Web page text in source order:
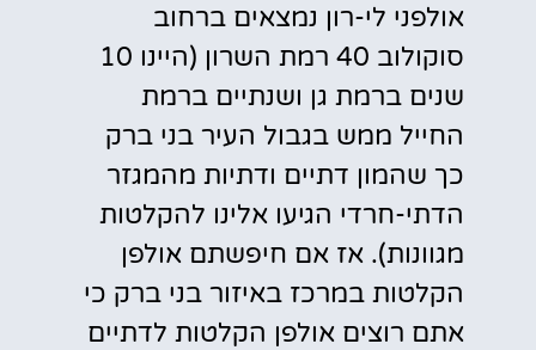
אולפני לי-רון נמצאים ברחוב
סוקולוב 40 רמת השרון (היינו 10
שנים ברמת גן ושנתיים ברמת
החייל ממש בגבול העיר בני ברק
כך שהמון דתיים ודתיות מהמגזר
הדתי-חרדי הגיעו אלינו להקלטות
מגוונות). אז אם חיפשתם אולפן
הקלטות במרכז באיזור בני ברק כי
אתם רוצים אולפן הקלטות לדתיים